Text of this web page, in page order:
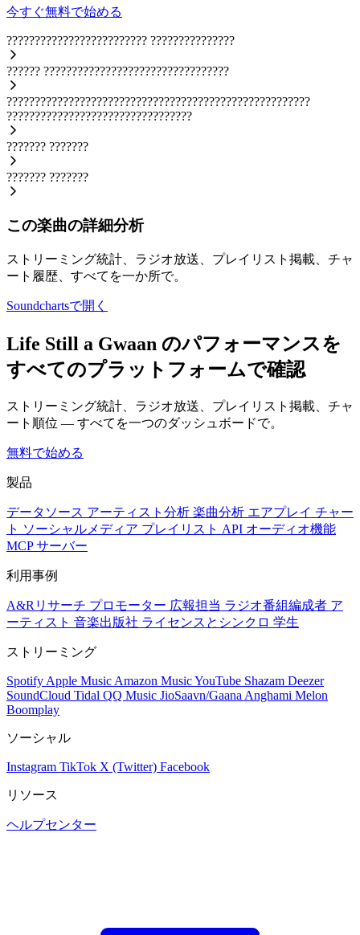
今すぐ無料で始める
????????????????????????? ???????????????
?????? ?????????????????????????????????
??????????????????????????????????????????????????????
?????????????????????????????????
??????? ???????
??????? ???????
この楽曲の詳細分析
ストリーミング統計、ラジオ放送、プレイリスト掲載、チャ
ート履歴、すべてを一か所で。
Soundchartsで開く
Life Still a Gwaan のパフォーマンスを
すべてのプラットフォームで確認
ストリーミング統計、ラジオ放送、プレイリスト掲載、チャ
ート順位 — すべてを一つのダッシュボードで。
無料で始める
製品
データソース アーティスト分析 楽曲分析 エアプレイ チャー
ト ソーシャルメディア プレイリスト API オーディオ機能
MCP サーバー
利用事例
A&Rリサーチ プロモーター 広報担当 ラジオ番組編成者 ア
ーティスト 音楽出版社 ライセンスとシンクロ 学生
ストリーミング
Spotify Apple Music Amazon MusicYouTube Shazam Deezer
SoundCloud Tidal QQ Music JioSaavn/Gaana Anghami Melon
Boomplay
ソーシャル
Instagram TikTok X (Twitter) Facebook
リソース
ヘルプセンター